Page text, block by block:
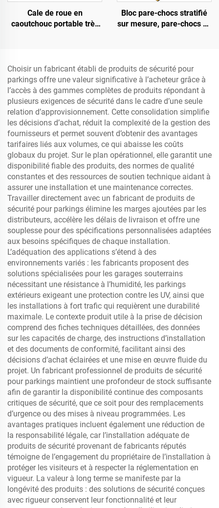
Cale de roue en
caoutchouc portable très
véhicules de loisirs AWC01
Bloc pare-chocs stratifié
sur mesure, pare-chocs de
Choisir un fabricant établi de produits de sécurité pour
parkings offre une valeur significative à l’acheteur grâce à
l’accès à des gammes complètes de produits répondant à
plusieurs exigences de sécurité dans le cadre d’une seule
relation d’approvisionnement. Cette consolidation simplifie
les décisions d’achat, réduit la complexité de la gestion des
fournisseurs et permet souvent d’obtenir des avantages
tarifaires liés aux volumes, ce qui abaisse les coûts
globaux du projet. Sur le plan opérationnel, elle garantit une
disponibilité fiable des produits, des normes de qualité
constantes et des ressources de soutien technique aidant à
assurer une installation et une maintenance correctes.
Travailler directement avec un fabricant de produits de
sécurité pour parkings élimine les marges ajoutées par les
distributeurs, accélère les délais de livraison et offre une
souplesse pour des spécifications personnalisées adaptées
aux besoins spécifiques de chaque installation.
L’adéquation des applications s’étend à des
environnements variés : les fabricants proposent des
solutions spécialisées pour les garages souterrains
nécessitant une résistance à l’humidité, les parkings
extérieurs exigeant une protection contre les UV, ainsi que
les installations à fort trafic qui requièrent une durabilité
maximale. Le contexte produit utile à la prise de décision
comprend des fiches techniques détaillées, des données
sur les capacités de charge, des instructions d’installation
et des documents de conformité, facilitant ainsi des
décisions d’achat éclairées et une mise en œuvre fluide du
projet. Un fabricant professionnel de produits de sécurité
pour parkings maintient une profondeur de stock suffisante
afin de garantir la disponibilité continue des composants
critiques de sécurité, que ce soit pour des remplacements
d’urgence ou des mises à niveau programmées. Les
avantages pratiques incluent également une réduction de
la responsabilité légale, car l’installation adéquate de
produits de sécurité provenant de fabricants réputés
témoigne de l’engagement du propriétaire de l’installation à
protéger les visiteurs et à respecter la réglementation en
vigueur. La valeur à long terme se manifeste par la
longévité des produits : des solutions de sécurité conçues
avec rigueur conservent leur fonctionnalité et leur